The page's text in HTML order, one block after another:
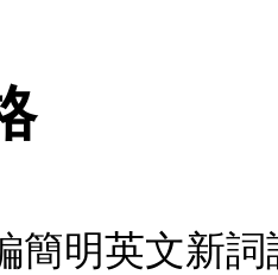
簡明英文新詞